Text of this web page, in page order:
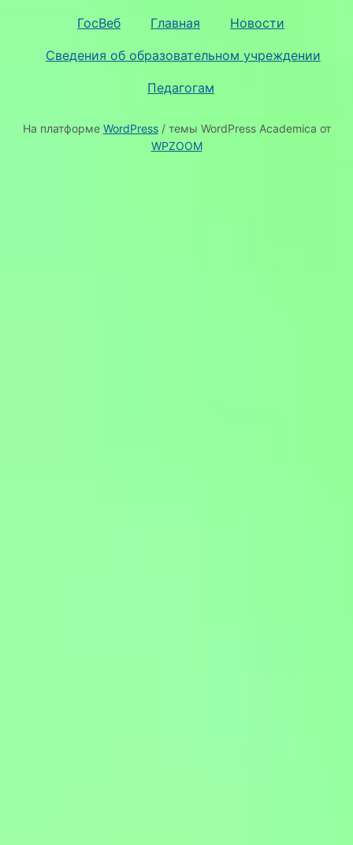
ГосВеб Главная Новости
Сведения об образовательном учреждении
Педагогам
На платформе WordPress/ темы WordPress Academica от
WPZOOM